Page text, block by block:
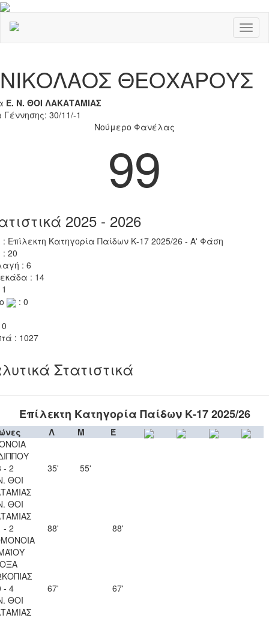
ΝΙΚΟΛΑΟΣ ΘΕΟΧΑΡΟΥΣ
Ε. Ν. ΘΟΙ ΛΑΚΑΤΑΜΙΑΣ
30/11/-1
Νούμερο Φανέλας
99
2025 - 2026
: Επίλεκτη Κατηγορία Παίδων Κ-17 2025/26 - Α' Φάση
20
: 6
: 14
: 0
: 1027
Στατιστικά
Επίλεκτη Κατηγορία Παίδων Κ-17 2025/26
Λ Μ
Έ
- 2
ΘΟΙ
35' 55'
ΘΟΙ
- 2
88' 88'
- 4
ΘΟΙ
67' 67'